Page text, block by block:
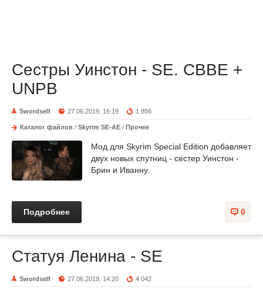
Сестры Уинстон - SE. CBBE +
UNPB
Swordself 27.06.2019, 16:19 1 856
Каталог файлов / Skyrim SE-AE / Прочее
Мод для Skyrim Special Edition добавляет
двух новых спутниц - сестер Уинстон -
Брин и Иванну.
0
Подробнее
Статуя Ленина - SE
Swordself 27.06.2019, 14:20 4 042